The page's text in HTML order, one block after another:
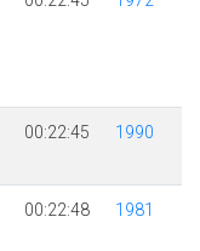
00:22:45 1990
00:22:48 1981